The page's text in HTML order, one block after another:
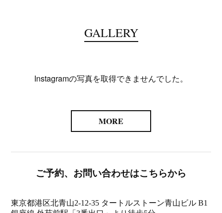
GALLERY
Instagramの写真を取得できませんでした。
MORE